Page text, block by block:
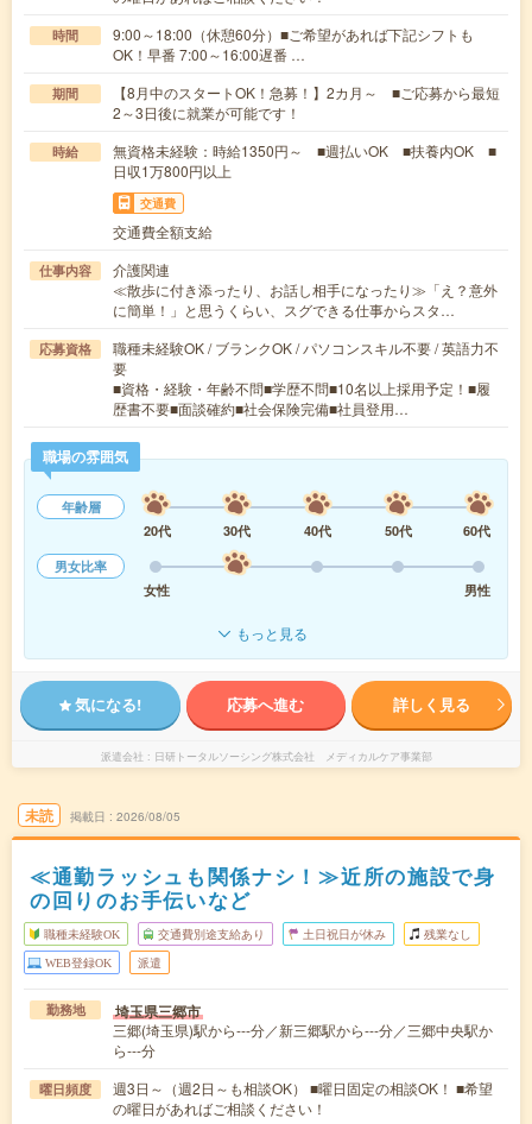
時間
9:00～18:00（休憩60分）■ご希望があれば下記シフトも
OK！早番 7:00～16:00遅番 …
期間
【8月中のスタートOK！急募！】2カ月～ ■ご応募から最短
2～3日後に就業が可能です！
時給
無資格未経験：時給1350円～ ■週払いOK ■扶養内OK ■
日収1万800円以上
交通費
交通費全額支給
仕事内容
介護関連
≪散歩に付き添ったり、お話し相手になったり≫「え？意外
に簡単！」と思うくらい、スグできる仕事からスタ…
応募資格
職種未経験OK / ブランクOK / パソコンスキル不要 / 英語力不
要
■資格・経験・年齢不問■学歴不問■10名以上採用予定！■履
歴書不要■面談確約■社会保険完備■社員登用…
職場の雰囲気
年齢層
20代
30代 40代 50代
60代
男女比率
女性
男性
もっと見る
気になる! 応募へ進む 詳しく見る
派遣会社 日研トータルソーシング株式会社 メディカルケア事業部
未読 掲載日 2026/08/05
≪通勤ラッシュも関係ナシ！≫近所の施設で身
の回りのお手伝いなど
職種未経験OK 交通費別途支給あり 土日祝日が休み 残業なし
WEB登録OK 派遣
勤務地 埼玉県三郷市
三郷(埼玉県)駅から---分／新三郷駅から---分／三郷中央駅か
ら---分
曜日頻度
週3日～（週2日～も相談OK） ■曜日固定の相談OK！ ■希望
の曜日があればご相談ください！